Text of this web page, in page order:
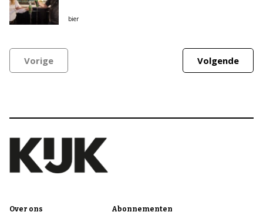
bier
Vorige Volgende
Over ons Abonnementen